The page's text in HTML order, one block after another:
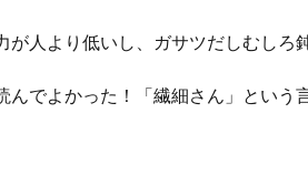
が人より低いし、ガサツだしむしろ
んでよかった！「繊細さん」とい